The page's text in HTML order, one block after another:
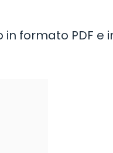
formato PDF e